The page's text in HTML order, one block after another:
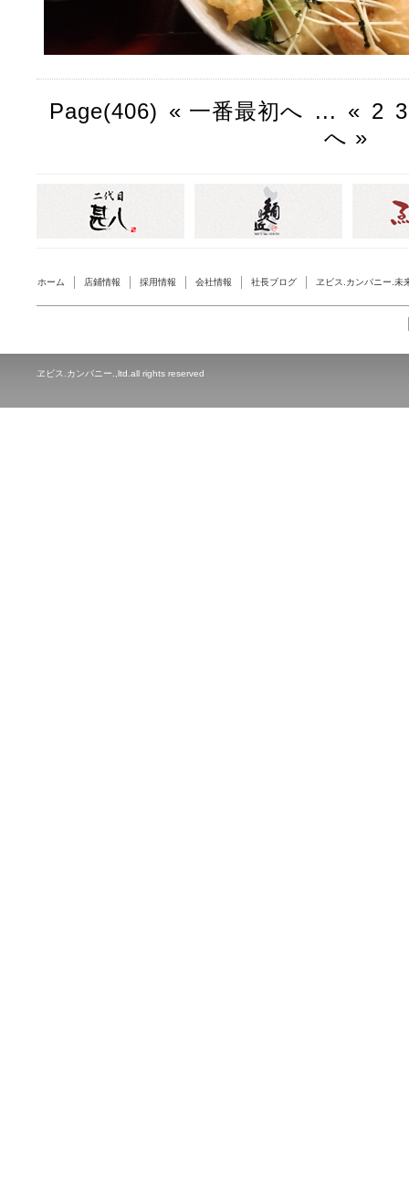
Page(406) « 一番最初へ ... « 2 3
へ »
ホーム 店鋪情報 採用情報 会社情報 社長ブログ ヱビス.カンパニー.未
ヱビス.カンパニー.,ltd.all rights reserved